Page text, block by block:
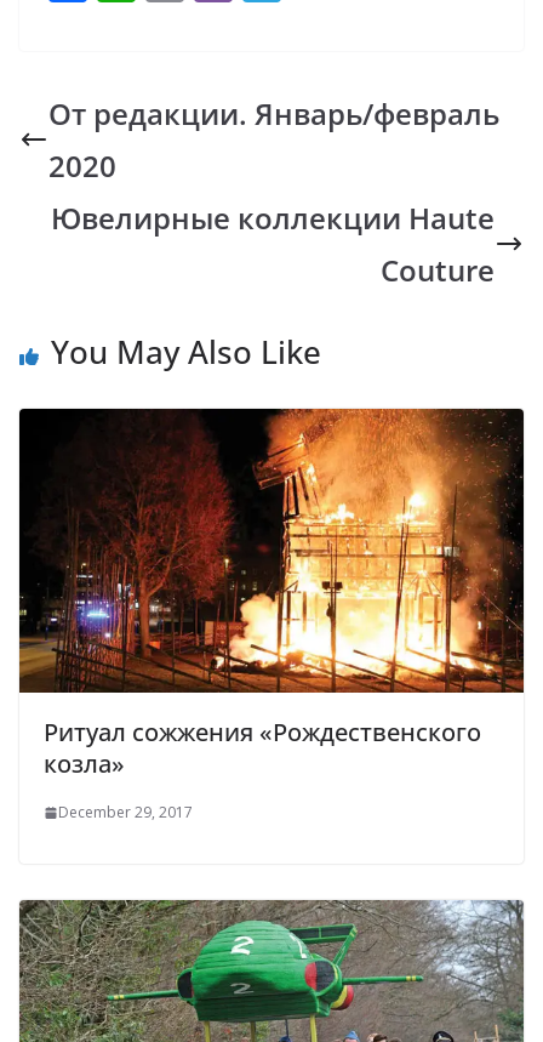
b
o
o
k
s
A
p
y
Li
k
gr
a
От редакции. Январь/февраль
2020
Ювелирные коллекции Haute
Couture
You May Also Like
Ритуал сожжения «Рождественского
козла»
December 29, 2017